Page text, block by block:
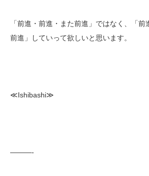
「前進・前進・また前進」ではなく、「
前進」していって欲しいと思います。
≪Ishibashi≫
———-